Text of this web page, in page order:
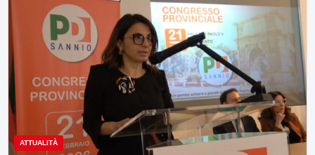
ATTUALITÀ